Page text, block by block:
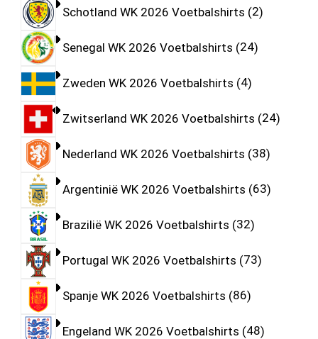
Schotland WK 2026 Voetbalshirts 2
Senegal WK 2026 Voetbalshirts 24
Zweden WK 2026 Voetbalshirts 4
Zwitserland WK 2026 Voetbalshirts 24
Nederland WK 2026 Voetbalshirts 38
Argentinië WK 2026 Voetbalshirts 63
Brazilië WK 2026 Voetbalshirts 32
Portugal WK 2026 Voetbalshirts 73
Spanje WK 2026 Voetbalshirts 86
Engeland WK 2026 Voetbalshirts 48